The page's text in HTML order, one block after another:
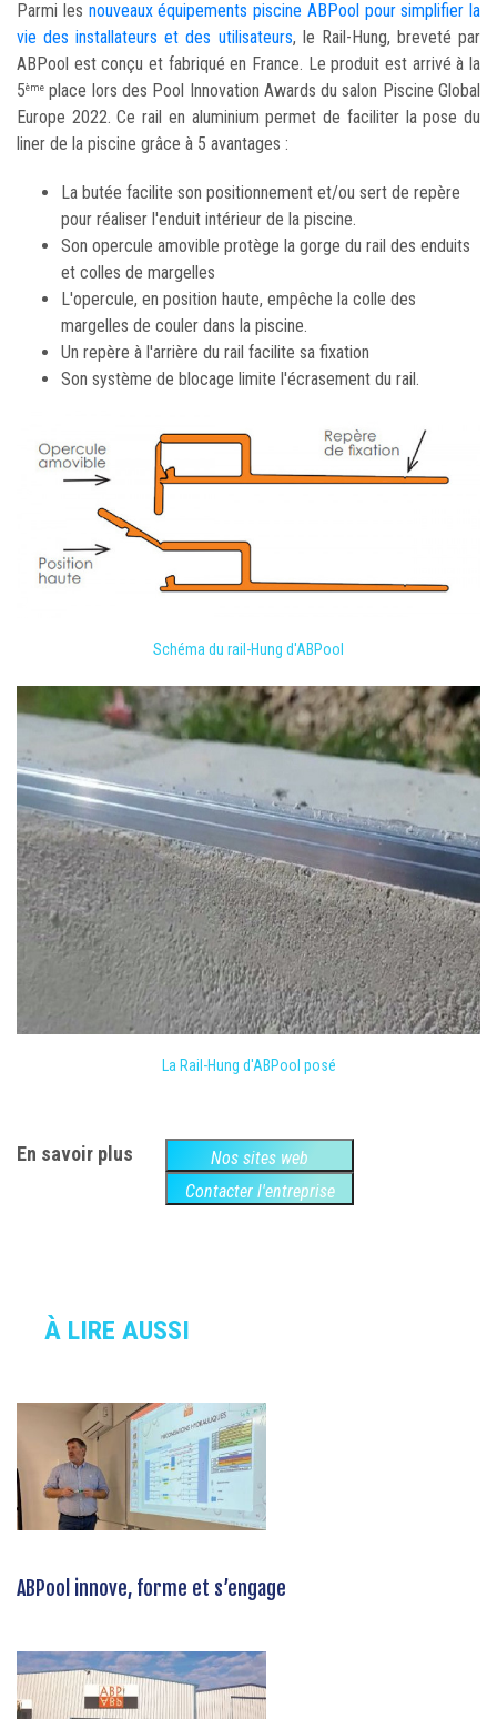
Parmi les nouveaux équipements piscine ABPool pour simplifier la
vie des installateurs et des utilisateurs, le Rail-Hung, breveté par
ABPool est conçu et fabriqué en France. Le produit est arrivé à la
5ème place lors des Pool Innovation Awards du salon Piscine Global
Europe 2022. Ce rail en aluminium permet de faciliter la pose du
liner de la piscine grâce à 5 avantages :
La butée facilite son positionnement et/ou sert de repère
pour réaliser l'enduit intérieur de la piscine.
Son opercule amovible protège la gorge du rail des enduits
et colles de margelles
L'opercule, en position haute, empêche la colle des
margelles de couler dans la piscine.
Un repère à l'arrière du rail facilite sa fixation
Son système de blocage limite l'écrasement du rail.
Schéma du rail-Hung d'ABPool
La Rail-Hung d'ABPool posé
En savoir plus
Nos sites web
Contacter l'entreprise
À LIRE AUSSI
ABPool innove, forme et s’engage